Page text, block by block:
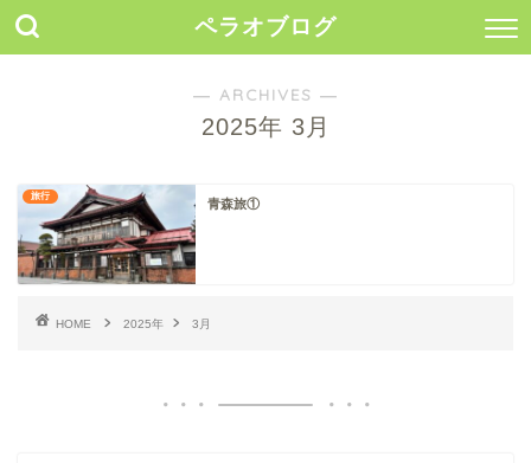
ペラオブログ
― ARCHIVES ―
2025年 3月
旅行
青森旅①
HOME 2025年 3月